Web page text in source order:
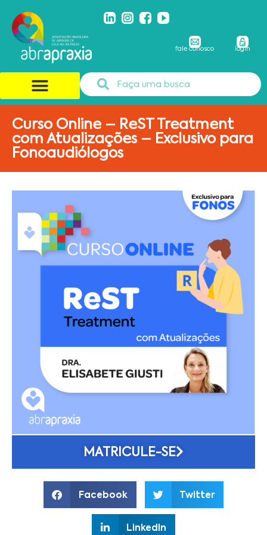
fale conosco login
Curso Online – ReST Treatment
com Atualizações – Exclusivo para
Fonoaudiólogos
MATRICULE-SE
Facebook Twitter
LinkedIn